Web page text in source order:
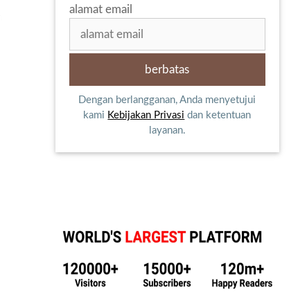
alamat email
Dengan berlangganan, Anda menyetujui
kami Kebijakan Privasi dan ketentuan
layanan.